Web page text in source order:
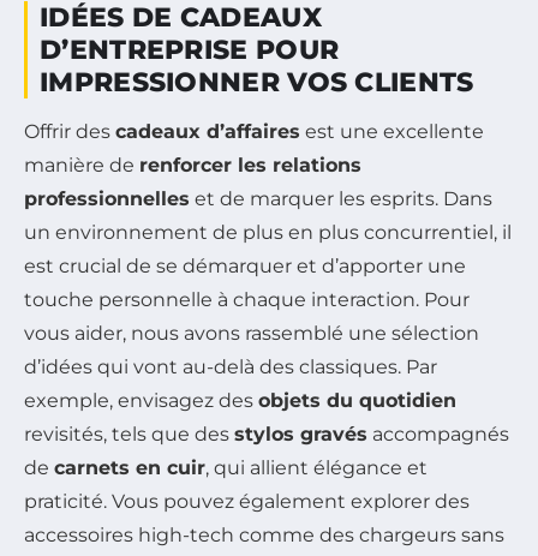
IDÉES DE CADEAUX
D’ENTREPRISE POUR
IMPRESSIONNER VOS CLIENTS
Offrir des cadeaux d’affaires est une excellente
manière de renforcer les relations
professionnelles et de marquer les esprits. Dans
un environnement de plus en plus concurrentiel, il
est crucial de se démarquer et d’apporter une
touche personnelle à chaque interaction. Pour
vous aider, nous avons rassemblé une sélection
d’idées qui vont au-delà des classiques. Par
exemple, envisagez des objets du quotidien
revisités, tels que des stylos gravés accompagnés
de carnets en cuir, qui allient élégance et
praticité. Vous pouvez également explorer des
accessoires high-tech comme des chargeurs sans